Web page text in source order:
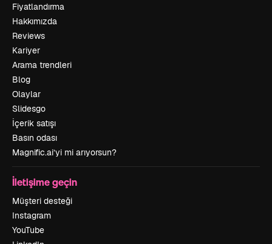
Fiyatlandırma
Hakkımızda
Reviews
Kariyer
Arama trendleri
Blog
Olaylar
Slidesgo
İçerik satışı
Basın odası
Magnific.ai’yi mi arıyorsun?
İletişime geçin
Müşteri desteği
Instagram
YouTube